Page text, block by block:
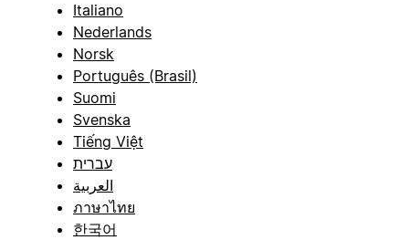
Italiano
Nederlands
Norsk
Português (Brasil)
Suomi
Svenska
Tiếng Việt
עברית
العربية
ภาษาไทย
한국어